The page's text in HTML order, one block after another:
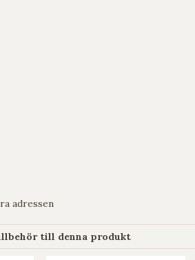
adressen
till denna produkt